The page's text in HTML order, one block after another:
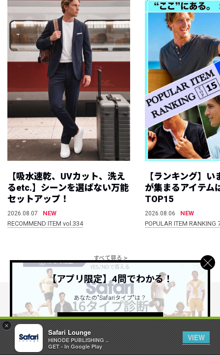
×
Safari Lounge
HINODE PUBLISHING ..
GET - In Google Play
VIEW
【吸水速乾、UVカット、洗え
るetc.】シーンを選ばない万能
セットアップ！
2026.08.07
NEW
RECOMMEND ITEM vol.334
【ランキング】
が集まるアイテム
TOP15
2026.08.06
NEW
POPULAR ITEM
すべて見る
公式SNSアカウント
【アプリ限定】4問でわかる！
あなたの"Safariタイプ"は？
詳しくはこちら ＞